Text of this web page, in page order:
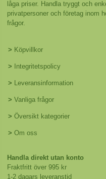
låga priser. Handla tryggt och
privatpersoner och företag inom
frågor.
> Köpvillkor
> Integritetspolicy
> Leveransinformation
> Vanliga frågor
> Översikt kategorier
> Om oss
Handla direkt utan konto
Fraktfritt över 995 kr
1-2 dagars leveranstid